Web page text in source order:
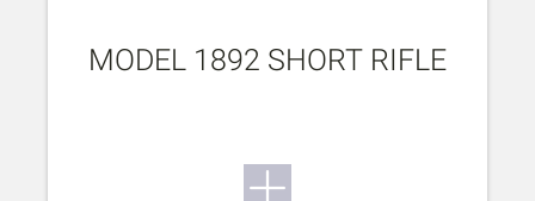
MODEL 1892 SHORT RIFLE